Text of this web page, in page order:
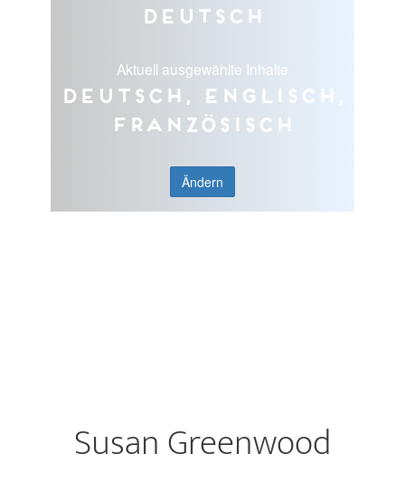
Deutsch
Aktuell ausgewählte Inhalte
Deutsch, Englisch,
Französisch
Ändern
Susan Greenwood